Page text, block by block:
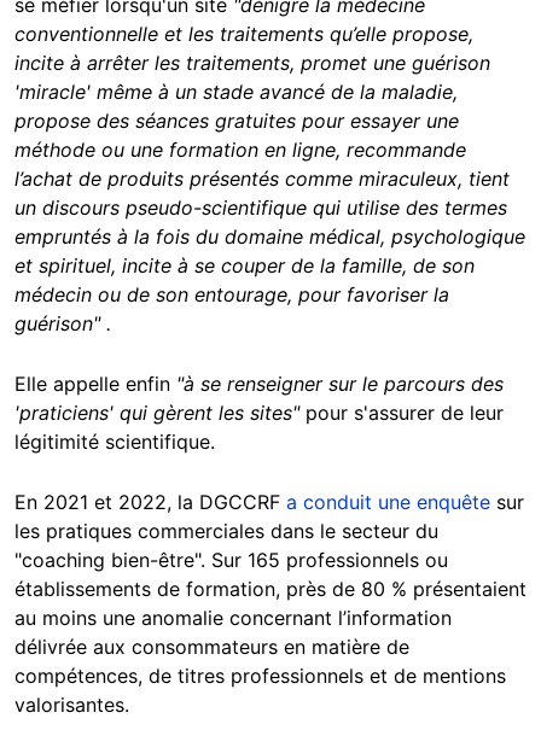
conventionnelle et les traitements qu’elle propose,
incite à arrêter les traitements, promet une guérison
'miracle' même à un stade avancé de la maladie,
propose des séances gratuites pour essayer une
méthode ou une formation en ligne, recommande
l’achat de produits présentés comme miraculeux, tient
un discours pseudo-scientifique qui utilise des termes
empruntés à la fois du domaine médical, psychologique
et spirituel, incite à se couper de la famille, de son
médecin ou de son entourage, pour favoriser la
guérison" .
Elle appelle enfin "à se renseigner sur le parcours des
'praticiens' qui gèrent les sites" pour s'assurer de leur
légitimité scientifique.
En 2021 et 2022, la DGCCRF a conduit une enquête sur
les pratiques commerciales dans le secteur du
"coaching bien-être". Sur 165 professionnels ou
établissements de formation, près de 80 % présentaient
au moins une anomalie concernant l’information
délivrée aux consommateurs en matière de
compétences, de titres professionnels et de mentions
valorisantes.